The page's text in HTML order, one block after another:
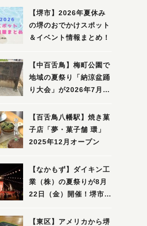
「赤レンガ広場 Kid's
Water PARK 2026」が
開催
【堺市】2026年夏休み
の堺のおでかけスポット
＆イベント情報まとめ！
【中百舌鳥】梅町公園で
地域の夏祭り「納涼盆踊
り大会」が2026年7月26
【百舌鳥八幡駅】焼き菓
子店「夢・菓子舗 環」
2025年12月オープン
【なかもず】ダイキン工
業（株）の夏祭りが8月
22日（金）開催！堺市北
納涼祭
【東区】アメリカから堺